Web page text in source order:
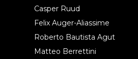
Casper Ruud
Felix Auger-Aliassime
Roberto Bautista Agut
Matteo Berrettini